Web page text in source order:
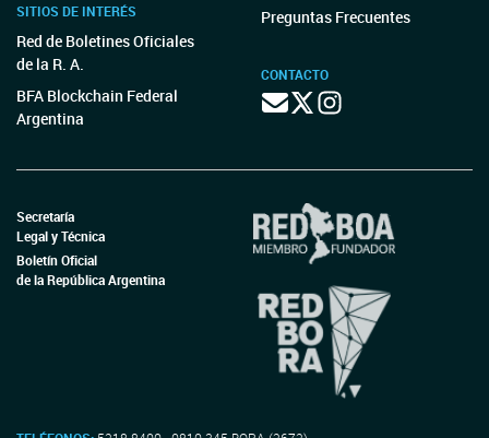
SITIOS DE INTERÉS
Red de Boletines Oficiales
de la R. A.
BFA Blockchain Federal
Argentina
Preguntas Frecuentes
CONTACTO
Secretaría
Legal y Técnica
Boletín Oficial
de la República Argentina